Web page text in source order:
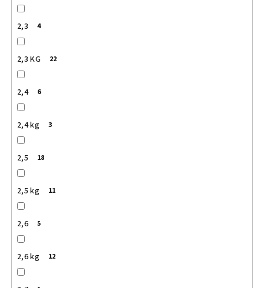
2,3 4
2,3 KG 22
2,4 6
2,4 kg 3
2,5 18
2,5 kg 11
2,6 5
2,6 kg 12